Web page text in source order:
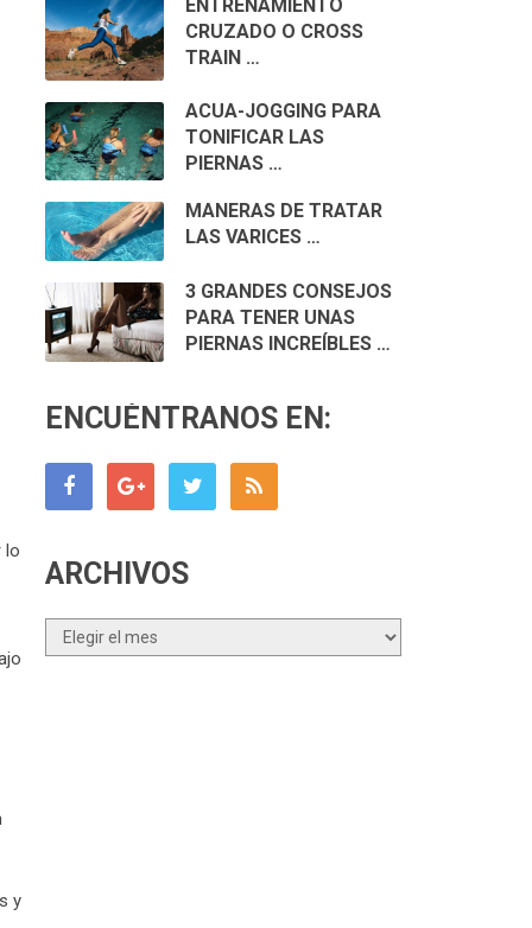
lo
y
ENTRENAMIENTO
CRUZADO O CROSS
TRAIN …
ACUA-JOGGING PARA
TONIFICAR LAS
PIERNAS …
MANERAS DE TRATAR
LAS VARICES …
3 GRANDES CONSEJOS
PARA TENER UNAS
PIERNAS INCREÍBLES …
ENCUÉNTRANOS EN:
ARCHIVOS
Archivos